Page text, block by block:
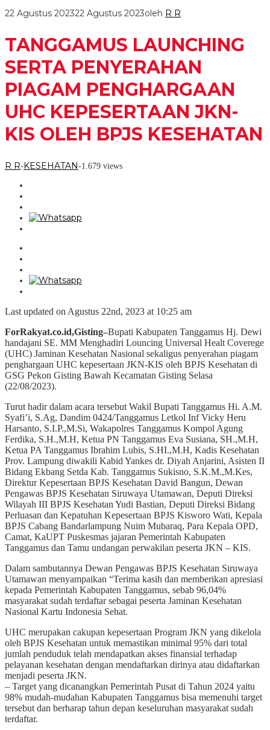
22 Agustus 202322 Agustus 2023oleh R R
TANGGAMUS LAUNCHING
SERTA PENYERAHAN
PIAGAM PENGHARGAAN
UHC KEPESERTAAN JKN-
KIS OLEH BPJS KESEHATAN
R R-KESEHATAN-1.679 views
Last updated on Agustus 22nd, 2023 at 10:25 am
ForRakyat.co.id,Gisting–Bupati Kabupaten Tanggamus Hj. Dewi
handajani SE. MM Menghadiri Louncing Universal Healt Coverege
(UHC) Jaminan Kesehatan Nasional sekaligus penyerahan piagam
penghargaan UHC kepesertaan JKN-KIS oleh BPJS Kesehatan di
GSG Pekon Gisting Bawah Kecamatan Gisting Selasa
(22/08/2023).
Turut hadir dalam acara tersebut Wakil Bupati Tanggamus Hi. A.M.
Syafi’i, S.Ag, Dandim 0424/Tanggamus Letkol Inf Vicky Heru
Harsanto, S.I.P.,M.Si, Wakapolres Tanggamus Kompol Agung
Ferdika, S.H.,M.H, Ketua PN Tanggamus Eva Susiana, SH.,M.H,
Ketua PA Tanggamus Ibrahim Lubis, S.HI.,M.H, Kadis Kesehatan
Prov. Lampung diwakili Kabid Yankes dr. Diyah Anjarini, Asisten II
Bidang Ekbang Setda Kab. Tanggamus Sukisno, S.K.M.,M.Kes,
Direktur Kepesertaan BPJS Kesehatan David Bangun, Dewan
Pengawas BPJS Kesehatan Siruwaya Utamawan, Deputi Direksi
Wilayah III BPJS Kesehatan Yudi Bastian, Deputi Direksi Bidang
Perluasan dan Kepatuhan Kepesertaan BPJS Kisworo Wati, Kepala
BPJS Cabang Bandarlampung Nuim Mubaraq, Para Kepala OPD,
Camat, KaUPT Puskesmas jajaran Pemerintah Kabupaten
Tanggamus dan Tamu undangan perwakilan peserta JKN – KIS.
Dalam sambutannya Dewan Pengawas BPJS Kesehatan Siruwaya
Utamawan menyampaikan “Terima kasih dan memberikan apresiasi
kepada Pemerintah Kabupaten Tanggamus, sebab 96,04%
masyarakat sudah terdaftar sebagai peserta Jaminan Kesehatan
Nasional Kartu Indonesia Sehat.
UHC merupakan cakupan kepesertaan Program JKN yang dikelola
oleh BPJS Kesehatan untuk memastikan minimal 95% dari total
jumlah penduduk telah mendapatkan akses finansial terhadap
pelayanan kesehatan dengan mendaftarkan dirinya atau didaftarkan
menjadi peserta JKN.
– Target yang dicanangkan Pemerintah Pusat di Tahun 2024 yaitu
98% mudah-mudahan Kabupaten Tanggamus bisa memenuhi target
tersebut dan berharap tahun depan keseluruhan masyarakat sudah
terdaftar.